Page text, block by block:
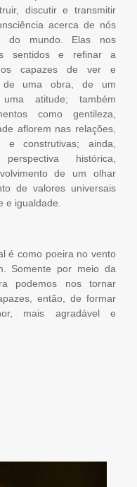
discutir e transmitir
acerca de nós
do mundo. Elas nos
sentidos e refinar a
capazes de ver e
uma obra, de um
atitude; também
como gentileza,
aflorem nas relações,
e construtivas; ainda,
histórica,
de um olhar
de valores universais
e igualdade.
é como poeira no vento
Somente por meio da
podemos nos tornar
então, de formar
mais agradável e